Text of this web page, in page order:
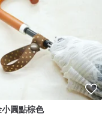
圓點棕色